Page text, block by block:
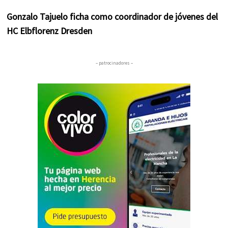
Gonzalo Tajuelo ficha como coordinador de jóvenes del
HC Elbflorenz Dresden
– patrocinadores –